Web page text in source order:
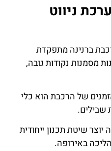
ניווט
ברנינה מתפקדת
מסמנות נקודות גובה,
של הרכבת הוא כלי
שבילים.
שיטת תכנון ייחודית
באירופה.